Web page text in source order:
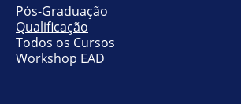
Pós-Graduação
Qualificação
Todos os Cursos
Workshop EAD